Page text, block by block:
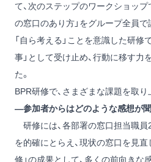
て、次のステップのワークショップ
の窓口のあり方」をグループ全員
「自ら考える」ことを意識した研修
事」として受け止め、行動に移す力
た。
BPR研修で、さまざまな課題を取り
―参加者からはどのような感想が聞
研修には、各部署の窓口担当職員
を的確にとらえ、現状の窓口を見直
修」の成果として、多くの前向きな